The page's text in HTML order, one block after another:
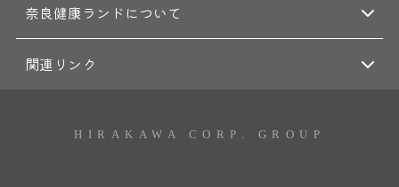
奈良健康ランドについて
関連リンク
HIRAKAWA CORP. GROUP